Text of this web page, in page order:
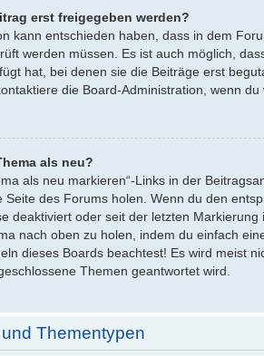
erst freigegeben werden?
kann entschieden haben, dass in dem
werden müssen. Es ist auch möglich,
hat, bei denen sie die Beiträge erst
die Board-Administration, wenn
als neu?
als neu markieren“-Links in der
Seite des Forums holen. Wenn du den
deaktiviert oder seit der letzten
nach oben zu holen, indem du einfach
dieses Boards beachtest! Es wird meist
Themen geantwortet wird.
Thementypen